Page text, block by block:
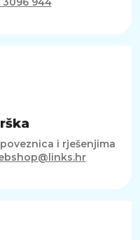
i rješenjima